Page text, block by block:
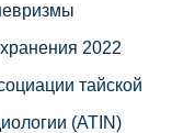
2022
тайской
(ATIN)